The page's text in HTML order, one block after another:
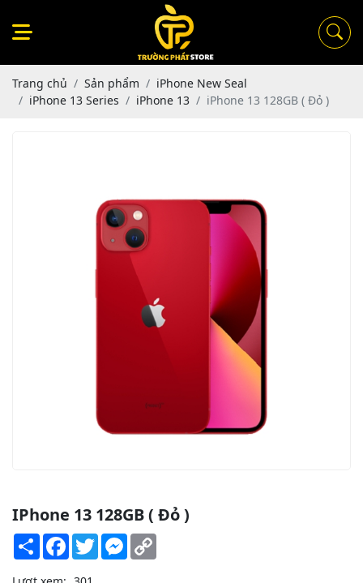
Trang chủ Sản phẩm
iPhone New Seal
iPhone 13 Series
iPhone 13 iPhone 13 128GB ( Đỏ )
IPhone 13 128GB ( Đỏ )
Share Facebook
TwitterMessenger